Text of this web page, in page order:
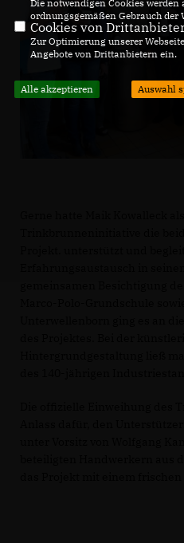
Die notwendigen Cookies werden
ordnungsgemäßen Gebrauch der
Cookies von
Zur Optimierung unserer
Angebote von Drittanbietern ein.
Alle akzeptieren Auswahl